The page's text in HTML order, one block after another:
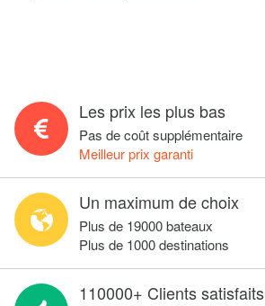
Les prix les plus bas
Pas de coût supplémentaire
Meilleur prix garanti
Un maximum de choix
Plus de 19000 bateaux
Plus de 1000 destinations
110000+ Clients satisfaits